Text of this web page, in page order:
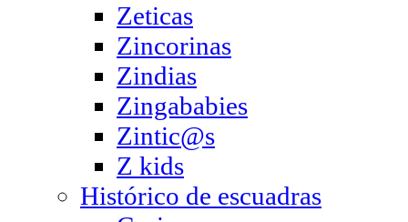
Zeticas
Zincorinas
Zindias
Zingababies
Zintic@s
Z kids
Histórico de escuadras